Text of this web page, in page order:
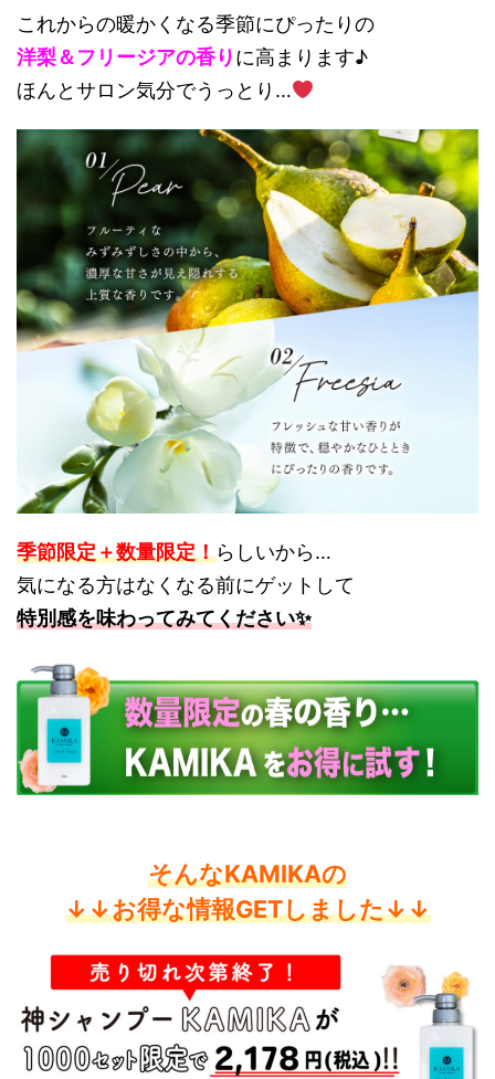
これからの暖かくなる季節にぴったりの
洋梨＆フリージアの香りに高まります♪
ほんとサロン気分でうっとり…
季節限定＋数量限定！らしいから…
気になる方はなくなる前にゲットして
特別感を味わってみてください✨
そんなKAMIKAの
↓↓お得な情報GETしました↓↓